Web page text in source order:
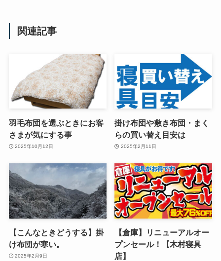
関連記事
羽毛布団を選ぶときにお客
さまが気にする事
2025年10月12日
掛け布団や敷き布団・まく
らの買い替え目安は
2025年2月11日
【こんなときどうする】掛
け布団が寒い。
2025年2月9日
【倉庫】リニューアルオー
プンセール！【木村寝具
店】